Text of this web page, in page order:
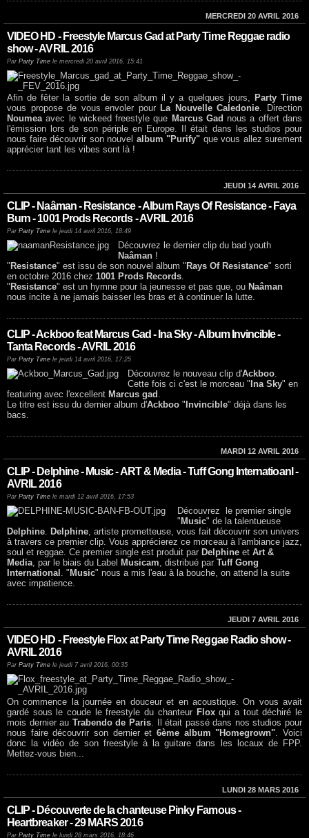
MERCREDI 20 AVRIL 2016
VIDEO HD - Freestyle Marcus Gad at Party Time Reggae radio
show - AVRIL 2016
Par Party Time le mercredi 20 avril 2016, 15:41
Afin de fêter la sortie de son album il y a quelques jours, Party Time
vous propose de vous envoler pour La Nouvelle Caledonie. Direction
Noumeaavec le wickeed freestyle que Marcus Gad nous a offert dans
l'émission lors de son périple en Europe. Il était dans les studios pour
nous faire découvrir son nouvel album "Purify" que vous allez surement
apprécier tant les vibes sont là !
JEUDI 14 AVRIL 2016
CLIP - Naâman - Resistance - Album Rays Of Resistance - Faya
Burn - 1001 Prods Records - AVRIL 2016
Par Party Time le jeudi 14 avril 2016, 18:49
Découvrez le dernier clip du bad youth
Naâman !
" Resistance" est issu de son nouvel album " Rays Of Resistance" sorti
en octobre 2016 chez 1001 Prods Records.
" Resistance" est un hymne pour la jeunesse et pas que, ou Naâman
nous incite à ne jamais baisser les bras et à continuer la lutte.
CLIP - Ackboo feat Marcus Gad - Ina Sky - Album Invincible -
Tanta Records - AVRIL 2016
Par Party Time le jeudi 14 avril 2016, 17:25
Découvrez le nouveau clip d'Ackboo.
Cette fois ci c'est le morceau " Ina Sky" en
featuring avec l'excellent Marcus gad .
Le titre est issu du dernier album d'Ackboo " Invincible" déjà dans les
bacs.
MARDI 12 AVRIL 2016
CLIP - Delphine - Music - ART & Media - Tuff Gong Internatioanl -
AVRIL 2016
Par Party Time le mardi 12 avril 2016, 17:53
Découvrez le premier single
" Music" de la talentueuse
Delphine. Delphine, artiste prometteuse, vous fait découvrir son univers
à travers ce premier clip. Vous apprécierez ce morceau à l'ambiance jazz,
soul et reggae. Ce premier single est produit par Delphine et Art &
Media, par le biais du Label Musicam, distribué par Tuff Gong
International . " Music" nous a mis l'eau à la bouche, on attend la suite
avec impatience.
JEUDI 7 AVRIL 2016
VIDEO HD - Freestyle Flox at Party Time Reggae Radio show -
AVRIL 2016
Par Party Time le jeudi 7 avril 2016, 00:35
On commence la journée en douceur et en acoustique. On vous avait
gardé sous le coude le freestyle du chanteurFloxqui a tout déchiré le
mois dernier au Trabendo de Paris. Il était passé dans nos studios pour
nous faire découvrir son dernier et 6ème album "Homegrown". Voici
donc la vidéo de son freestyle à la guitare dans les locaux de FPP.
Mettez-vous bien...
LUNDI 28 MARS 2016
CLIP - Découverte de la chanteuse Pinky Famous -
Heartbreaker - 29 MARS 2016
Par Party Time le lundi 28 mars 2016, 18:46